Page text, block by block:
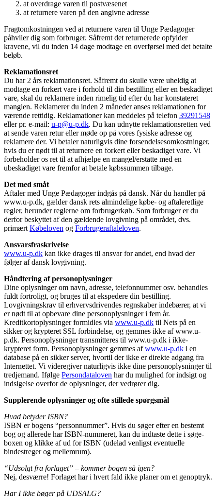
at overdrage varen til postvæsenet
at returnere varen på den angivne adresse
Fragtomkostningen ved at returnere varen til Unge Pædagoger
påhviler dig som forbruger. Såfremt det returnerede opfylder
kravene, vil du inden 14 dage modtage en overførsel med det betalte
beløb.
Reklamationsret
Du har 2 års reklamationsret. Såfremt du skulle være uheldig at
modtage en forkert vare i forhold til din bestilling eller en beskadiget
vare, skal du reklamere inden rimelig tid efter du har konstateret
manglen. Reklamerer du inden 2 måneder anses reklamationen for
værende rettidig. Reklamationer kan meddeles på telefon 39291548
eller pr. e-mail: u-p@u-p.dk. Du kan udnytte reklamationsretten ved
at sende varen retur eller møde op på vores fysiske adresse og
reklamere der. Vi betaler naturligvis dine forsendelsesomkostninger,
hvis du er nødt til at returnere en forkert eller beskadiget vare. Vi
forbeholder os ret til at afhjælpe en mangel/erstatte med en
ubeskadiget vare fremfor at betale købssummen tilbage.
Det med småt
Aftaler med Unge Pædagoger indgås på dansk. Når du handler på
www.u-p.dk, gælder dansk rets almindelige købe- og aftaleretlige
regler, herunder reglerne om forbrugerkøb. Som forbruger er du
derfor beskyttet af den gældende lovgivning på området, dvs.
primært Købeloven og Forbrugeraftaleloven.
Ansvarsfraskrivelse
www.u-p.dk kan ikke drages til ansvar for andet, end hvad der
følger af dansk lovgivning.
Håndtering af personoplysninger
Dine oplysninger om navn, adresse, telefonnummer osv. behandles
fuldt fortroligt, og bruges til at ekspedere din bestilling.
Lovgivningskrav til erhvervsdrivendes regnskaber indebærer, at vi
er nødt til at opbevare dine personoplysninger i fem år.
Kreditkortoplysninger formidles via www.u-p.dk til Nets på en
sikker og krypteret SSL forbindelse, og gemmes ikke af www.u-
p.dk. Personoplysninger transmitteres til www.u-p.dk i ikke-
krypteret form. Personoplysninger gemmes afwww.u-p.dk i en
database på en sikker server, hvortil der ikke er direkte adgang fra
Internettet. Vi videregiver naturligvis ikke dine personoplysninger til
tredjemand. Ifølge Persondataloven har du mulighed for indsigt og
indsigelse overfor de oplysninger, der vedrører dig.
Supplerende oplysninger og ofte stillede spørgsmål
Hvad betyder ISBN?
ISBN er bogens “personnummer”. Hvis du søger efter en bestemt
bog og allerede har ISBN-nummeret, kan du indtaste dette i søge-
boxen og klikke af ud for ISBN (udelad venligst eventuelle
bindestreger og mellemrum).
“Udsolgt fra forlaget” – kommer bogen så igen?
Nej, desværre! Forlaget har i hvert fald ikke planer om et genoptryk.
Har I ikke bøger på UDSALG?